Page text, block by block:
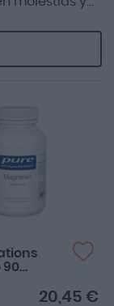
90
20,45 €